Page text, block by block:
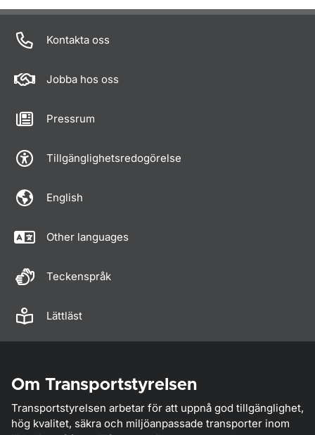
Kontakta oss
Jobba hos oss
Pressrum
Tillgänglighetsredogörelse
English
Other languages
Teckenspråk
Lättläst
Om Transportstyrelsen
Transportstyrelsen arbetar för att uppnå god tillgänglighet,
hög kvalitet, säkra och miljöanpassade transporter inom